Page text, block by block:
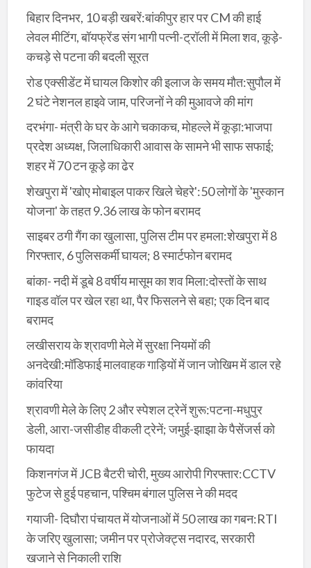
बिहार दिनभर, 10 बड़ी खबरें:बांकीपुर हार पर CM की हाई
लेवल मीटिंग, बॉयफ्रेंड संग भागी पत्नी-ट्रॉली में मिला शव, कूड़े-
कचड़े से पटना की बदली सूरत
रोड एक्सीडेंट में घायल किशोर की इलाज के समय मौत:सुपौल में
2 घंटे नेशनल हाइवे जाम, परिजनों ने की मुआवजे की मांग
दरभंगा- मंत्री के घर के आगे चकाकच, मोहल्ले में कूड़ा:भाजपा
प्रदेश अध्यक्ष, जिलाधिकारी आवास के सामने भी साफ सफाई;
शहर में 70 टन कूड़े का ढेर
शेखपुरा में 'खोए मोबाइल पाकर खिले चेहरे':50 लोगों के 'मुस्कान
योजना' के तहत 9.36 लाख के फोन बरामद
साइबर ठगी गैंग का खुलासा, पुलिस टीम पर हमला:शेखपुरा में 8
गिरफ्तार, 6 पुलिसकर्मी घायल; 8 स्मार्टफोन बरामद
बांका- नदी में डूबे 8 वर्षीय मासूम का शव मिला:दोस्तों के साथ
गाइड वॉल पर खेल रहा था, पैर फिसलने से बहा; एक दिन बाद
बरामद
लखीसराय के श्रावणी मेले में सुरक्षा नियमों की
अनदेखी:मॉडिफाई मालवाहक गाड़ियों में जान जोखिम में डाल रहे
कांवरिया
श्रावणी मेले के लिए 2 और स्पेशल ट्रेनें शुरू:पटना-मधुपुर
डेली, आरा-जसीडीह वीकली ट्रेनें; जमुई-झाझा के पैसेंजर्स को
फायदा
किशनगंज में JCB बैटरी चोरी, मुख्य आरोपी गिरफ्तार:CCTV
फुटेज से हुई पहचान, पश्चिम बंगाल पुलिस ने की मदद
गयाजी- दिघौरा पंचायत में योजनाओं में 50 लाख का गबन:RTI
के जरिए खुलासा; जमीन पर प्रोजेक्ट्स नदारद, सरकारी
खजाने से निकाली राशि